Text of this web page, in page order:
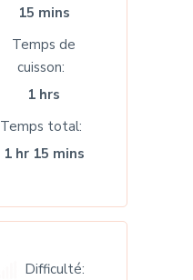
15 mins
Temps de
cuisson
1 hrs
Temps total
1 hr 15 mins
Difficulté: